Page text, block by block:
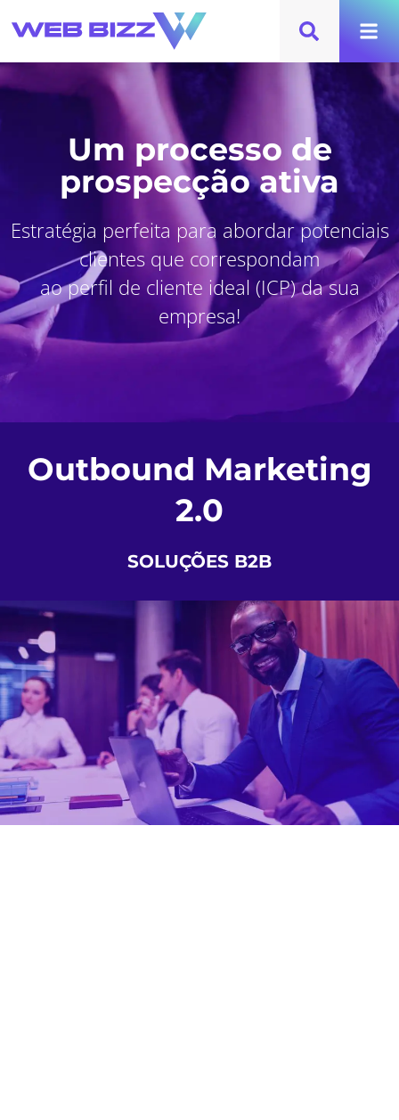
Um processo de
prospecção ativa
Estratégia perfeita para abordar potenciais
clientes que correspondam
ao perfil de cliente ideal (ICP) da sua
empresa!
Outbound Marketing
2.0
SOLUÇÕES B2B